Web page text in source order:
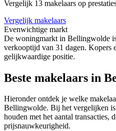
Vergelijk 13 makelaars op
Vergelijk makelaars
Evenwichtige markt
De woningmarkt in Bellingwolde
verkooptijd van 31 dagen. Kopers
gelijkwaardige positie.
Beste makelaars in
Hieronder ontdek je welke
Bellingwolde. Bij het vergelijken
houden met het aantal transacties,
prijsnauwkeurigheid.